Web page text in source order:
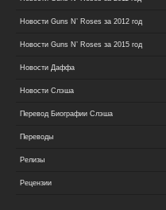
Новости Guns N’ Roses за 2012 год
Новости Guns N’ Roses за 2015 год
Новости Даффа
Новости Слэша
Перевод Биографии Слэша
Переводы
Релизы
Рецензии